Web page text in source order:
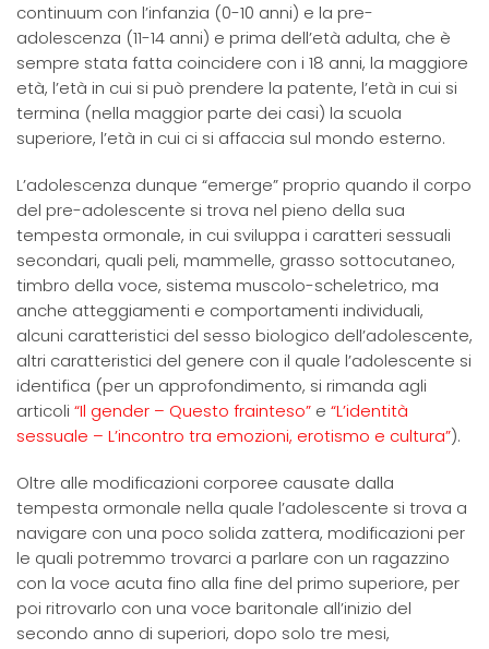
continuum con l’infanzia (0-10 anni) e la pre-
adolescenza (11-14 anni) e prima dell’età adulta, che è
sempre stata fatta coincidere con i 18 anni, la maggiore
età, l’età in cui si può prendere la patente, l’età in cui si
termina (nella maggior parte dei casi) la scuola
superiore, l’età in cui ci si affaccia sul mondo esterno.
L’adolescenza dunque “emerge” proprio quando il corpo
del pre-adolescente si trova nel pieno della sua
tempesta ormonale, in cui sviluppa i caratteri sessuali
secondari, quali peli, mammelle, grasso sottocutaneo,
timbro della voce, sistema muscolo-scheletrico, ma
anche atteggiamenti e comportamenti individuali,
alcuni caratteristici del sesso biologico dell’adolescente,
altri caratteristici del genere con il quale l’adolescente si
identifica (per un approfondimento, si rimanda agli
articoli “Il gender – Questo frainteso” e “L’identità
sessuale – L’incontro tra emozioni, erotismo e cultura”).
Oltre alle modificazioni corporee causate dalla
tempesta ormonale nella quale l’adolescente si trova a
navigare con una poco solida zattera, modificazioni per
le quali potremmo trovarci a parlare con un ragazzino
con la voce acuta fino alla fine del primo superiore, per
poi ritrovarlo con una voce baritonale all’inizio del
secondo anno di superiori, dopo solo tre mesi,